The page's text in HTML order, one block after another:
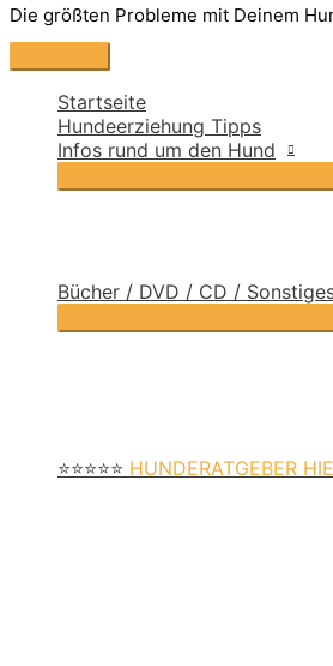
Die größten Probleme mit Deinem
Hauptmenü
Startseite
Hundeerziehung Tipps
Infos rund um den Hund
Bücher / DVD / CD /
⭐⭐⭐⭐⭐ HUNDERATGEBER